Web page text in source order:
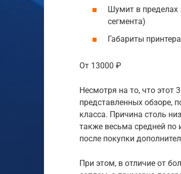
Шумит в пределах
сегмента)
Габариты
От 13000 ₽
Несмотря на то, что этот
представленных обзоре,
класса. Причина столь
также весьма средней по
после покупки
При этом, в отличие от